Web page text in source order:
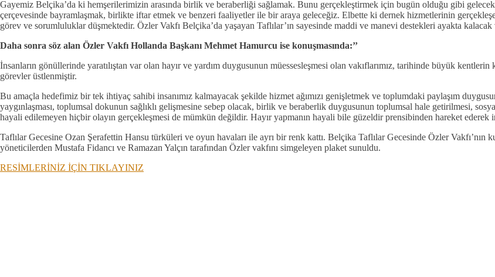
Gayemiz Belçika’da ki hemşerilerimizin arasında birlik ve beraberliği sağlamak. Bunu gerçekleştirmek için bugün olduğu gibi
çerçevesinde bayramlaşmak, birlikte iftar etmek ve benzeri faaliyetler ile bir araya geleceğiz. Elbette ki dernek hizmetlerinin
görev ve sorumluluklar düşmektedir. Özler Vakfı Belçika’da yaşayan Taflılar’ın sayesinde maddi ve manevi destekleri ayakta
Daha sonra söz alan Özler Vakfı Hollanda Başkanı Mehmet Hamurcu ise konuşmasında:’’
İnsanların gönüllerinde yaratılıştan var olan hayır ve yardım duygusunun müessesleşmesi olan vakıflarımız, tarihinde büyük
görevler üstlenmiştir.
Bu amaçla hedefimiz bir tek ihtiyaç sahibi insanımız kalmayacak şekilde hizmet ağımızı genişletmek ve toplumdaki paylaşım
yaygınlaşması, toplumsal dokunun sağlıklı gelişmesine sebep olacak, birlik ve beraberlik duygusunun toplumsal hale getirilmesi,
hayali edilemeyen hiçbir olayın gerçekleşmesi de mümkün değildir. Hayır yapmanın hayali bile güzeldir prensibinden hareket ederek
Taflılar Gecesine Ozan Şerafettin Hansu türküleri ve oyun havaları ile ayrı bir renk kattı. Belçika Taflılar Gecesinde Özler Vakfı’nın
yöneticilerden Mustafa Fidancı ve Ramazan Yalçın tarafından Özler vakfını simgeleyen plaket sunuldu.
RESİMLERİNİZ İÇİN TIKLAYINIZ